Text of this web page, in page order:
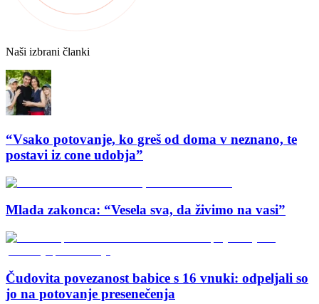
Naši izbrani članki
“Vsako potovanje, ko greš od doma v neznano, te
postavi iz cone udobja”
Mlada zakonca: “Vesela sva, da živimo na vasi”
Čudovita povezanost babice s 16 vnuki: odpeljali so
jo na potovanje presenečenja